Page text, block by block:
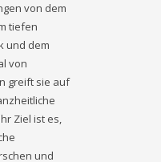
von dem
tiefen
und dem
von
greift sie auf
Ziel ist es,
und